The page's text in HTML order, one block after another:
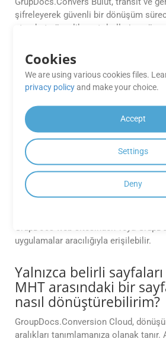
şifreleyerek güvenli bir dönüşüm
standart güvenlik protokollerine göre.
GrupDocs için mevcut
SDK var. Dönüşüm
GroupDocs.Conversion Cloud, .NET,
Node.js, Python, Ruby, cURL ve Go
dilleri için SDK’lar sunarak farklı
kolayca entegre edilebilmesini sağlar.
GroupDocs’e nasıl
Dönüşüm Bulut Ücretsiz
Uygulamaları?
GrupDocs web sitesinden veya
uygulamalar aracılığıyla erişilebilir.
Yalnızca belirli
MHT arasındaki bir
nasıl dönüştürebilirim?
GroupDocs.Conversion Cloud,
aralıkları tanımlamanıza olanak
Cookies
We are using various cookies files.
privacy policyand make your choice.
Accept
Settings
Deny